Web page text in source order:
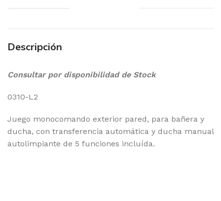
Descripción
Consultar por disponibilidad de Stock
0310-L2
Juego monocomando exterior pared, para bañera y
ducha, con transferencia automática y ducha manual
autolimpiante de 5 funciones incluída.